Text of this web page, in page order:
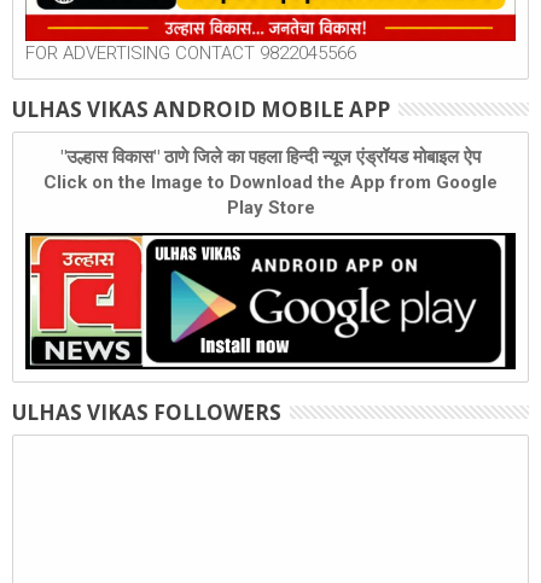
FOR ADVERTISING CONTACT 9822045566
ULHAS VIKAS ANDROID MOBILE APP
"उल्हास विकास" ठाणे जिले का पहला हिन्दी न्यूज एंड्रॉयड मोबाइल ऐप
Click on the Image to Download the App from Google
Play Store
ULHAS VIKAS FOLLOWERS